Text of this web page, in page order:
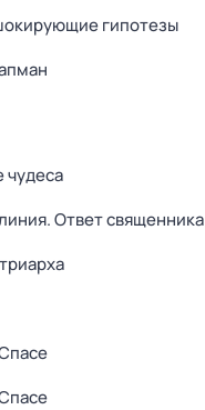
гипотезы
чудеca
Ответ священника